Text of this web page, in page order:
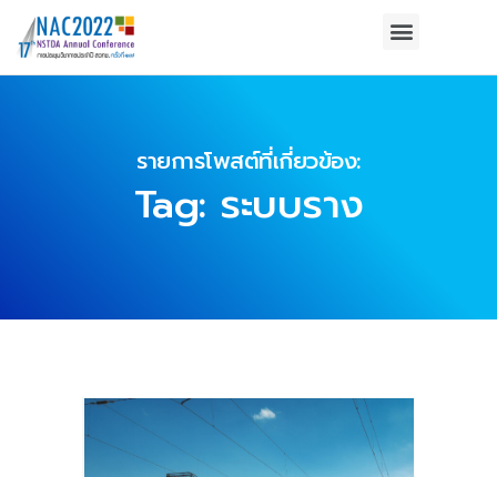
รายการโพสต์ที่เกี่ยวข้อง:
Tag: ระบบราง